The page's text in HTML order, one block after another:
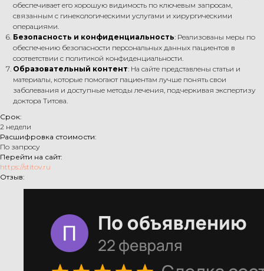
обеспечивает его хорошую видимость по ключевым запросам,
связанным с гинекологическими услугами и хирургическими
операциями.
Безопасность и конфиденциальность: Реализованы меры по
обеспечению безопасности персональных данных пациентов в
соответствии с политикой конфиденциальности.
Образовательный контент: На сайте представлены статьи и
материалы, которые помогают пациентам лучше понять свои
заболевания и доступные методы лечения, подчеркивая экспертизу
доктора Титова.
Срок:
2 недели
Расшифровка стоимости:
По запросу
Перейти на сайт:
https://stitov.ru
Отзыв: